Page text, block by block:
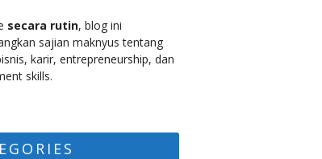
secara rutin, blog ini
sajian maknyus tentang
karir, entrepreneurship, dan
skills.